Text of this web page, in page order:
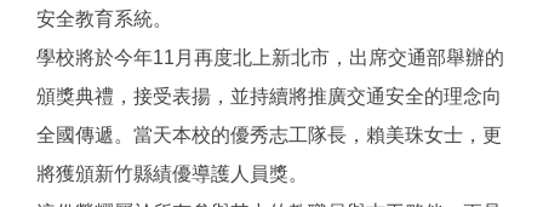
安全教育系統。
學校將於今年11月再度北上新北市，出席交通部舉辦的
頒獎典禮，接受表揚，並持續將推廣交通安全的理念向
全國傳遞。當天本校的優秀志工隊長，賴美珠女士，更
將獲頒新竹縣績優導護人員獎。